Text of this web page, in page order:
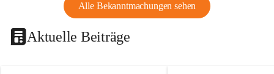
Alle Bekanntmachungen sehen
Aktuelle Beiträge